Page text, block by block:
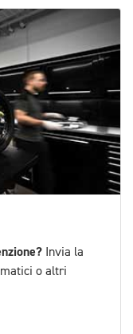
Invia la
o altri